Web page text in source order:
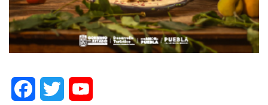
FacebookTwitter